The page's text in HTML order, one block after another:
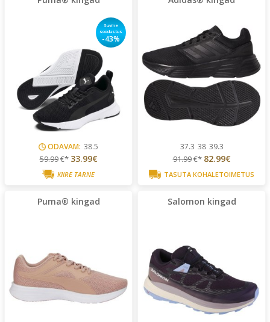
Suvine
soodustus
-43%
ODAVAM: 38.5
59.99€* 33.99€
KIIRE TARNE
37.3 38 39.3
91.99€* 82.99€
TASUTA KOHALETOIMETUS
Puma® kingad Salomon kingad